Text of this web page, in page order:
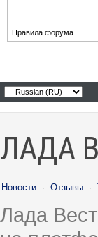
Правила форума
ЛАДА
Новости · Отзывы ·
Лада